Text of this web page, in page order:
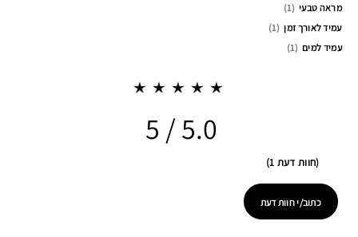
מראה טבעי
1
עמיד לאורך זמן
1
עמיד למים
1
5.0
חוות דעת 1
כתוב/י חוות דעת